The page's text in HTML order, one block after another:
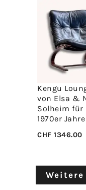
Kengu
von Elsa &
Solheim für
1970er Jahre
CHF 1346.00